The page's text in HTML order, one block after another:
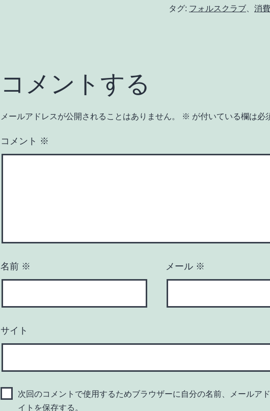
タグ: フォルスクラブ 消
コメントする
メールアドレスが公開されることはありません。 ※ が付いている欄は必
コメント ※
名前 ※ メール ※
サイト
次回のコメントで使用するためブラウザーに自分の名前、メールア
イトを保存する。